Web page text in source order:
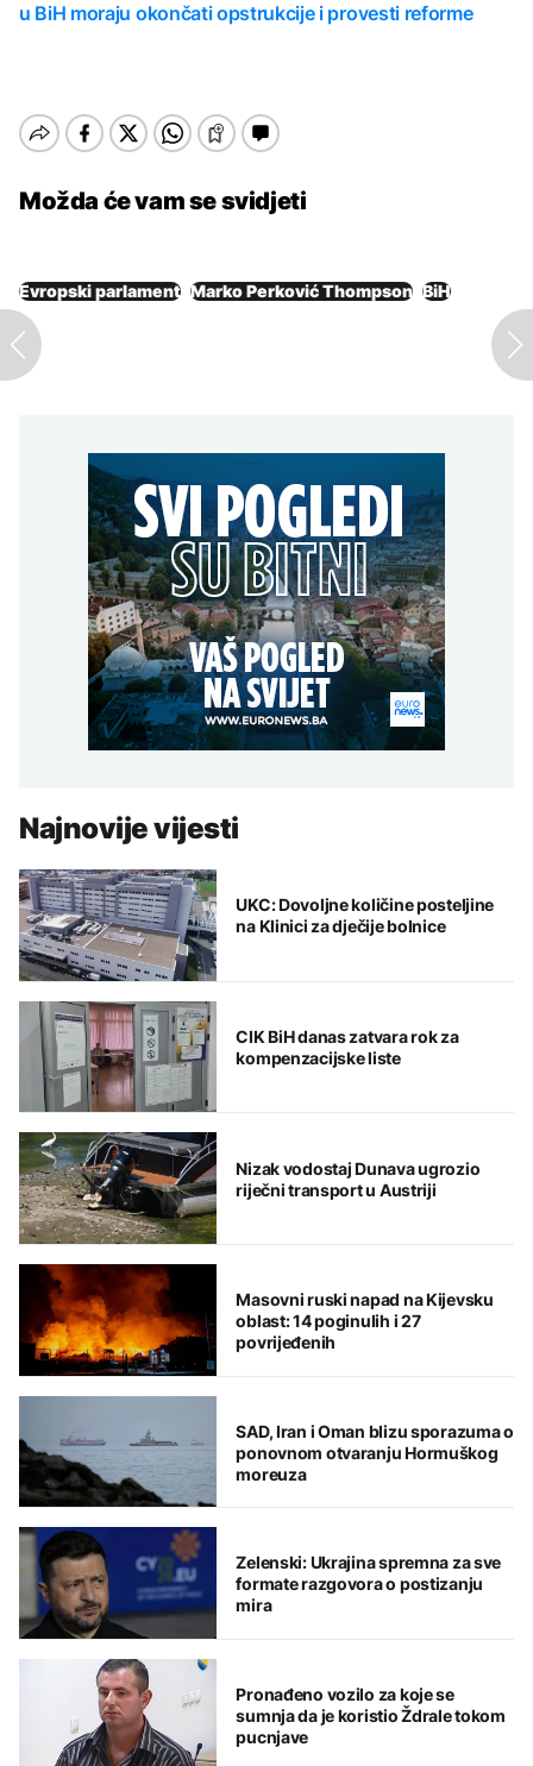
u BiH moraju okončati opstrukcije i provesti reforme
Možda će vam se svidjeti
Evropski parlament Marko Perković Thompson BiH
Najnovije vijesti
UKC: Dovoljne količine posteljine
na Klinici za dječije bolnice
CIK BiH danas zatvara rok za
kompenzacijske liste
Nizak vodostaj Dunava ugrozio
riječni transport u Austriji
Masovni ruski napad na Kijevsku
oblast: 14 poginulih i 27
povrijeđenih
SAD, Iran i Oman blizu sporazuma o
ponovnom otvaranju Hormuškog
moreuza
Zelenski: Ukrajina spremna za sve
formate razgovora o postizanju
mira
Pronađeno vozilo za koje se
sumnja da je koristio Ždrale tokom
pucnjave